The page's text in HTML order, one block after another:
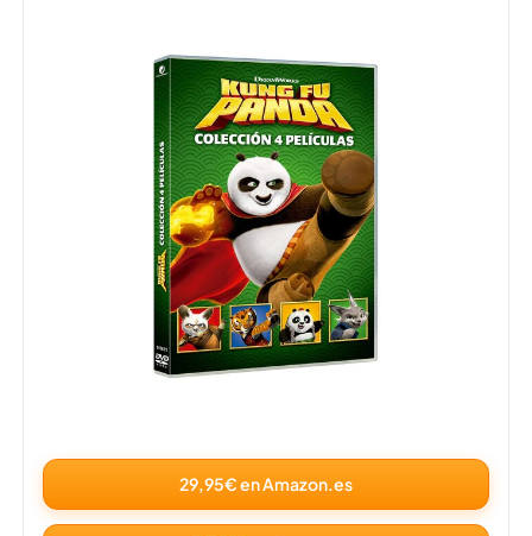
29,95€ en Amazon.es